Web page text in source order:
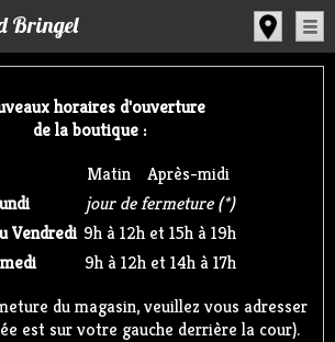
Bringel
horaires d'ouverture
de la boutique :
Matin
Après-midi
jour de fermeture (*)
Vendredi 9h à 12h et 15h à 19h
9h à 12h et 14h à 17h
du magasin, veuillez vous adresser
est sur votre gauche derrière la cour).
cookies